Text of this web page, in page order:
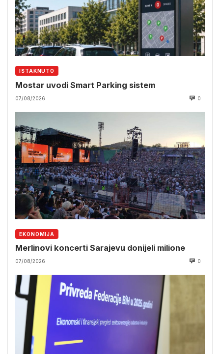
ISTAKNUTO
Mostar uvodi Smart Parking sistem
07/08/2026 0
EKONOMIJA
Merlinovi koncerti Sarajevu donijeli milione
07/08/2026 0